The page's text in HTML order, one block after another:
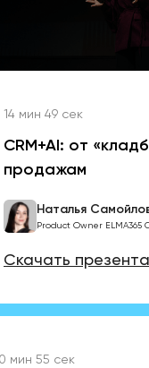
14 мин 49 сек
CRM+AI: от
продажам
Наталья
Product Owner ELMA365
Скачать
мин 55 сек